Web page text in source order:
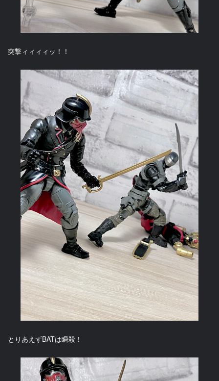
突撃ィィィィッ！！
とりあえずBATは瞬殺！